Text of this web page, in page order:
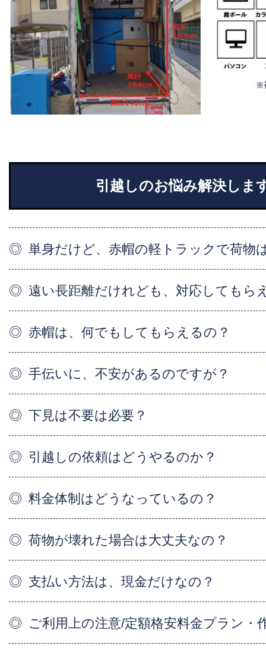
引越しのお悩み解決しま
単身だけど、赤帽の軽トラックで荷物
遠い長距離だけれども、対応してもら
赤帽は、何でもしてもらえるの？
手伝いに、不安があるのですが？
下見は不要は必要？
引越しの依頼はどうやるのか？
料金体制はどうなっているの？
荷物が壊れた場合は大丈夫なの？
支払い方法は、現金だけなの？
ご利用上の注意/定額格安料金プラン・